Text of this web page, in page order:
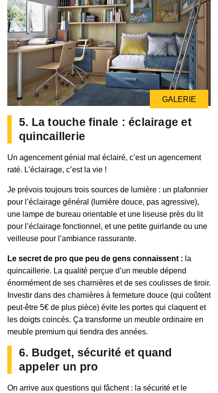
GALERIE
GALERIE
5. La touche finale : éclairage et
quincaillerie
Un agencement génial mal éclairé, c’est un agencement
raté. L’éclairage, c’est la vie !
Je prévois toujours trois sources de lumière : un plafonnier
pour l’éclairage général (lumière douce, pas agressive),
une lampe de bureau orientable et une liseuse près du lit
pour l’éclairage fonctionnel, et une petite guirlande ou une
veilleuse pour l’ambiance rassurante.
Le secret de pro que peu de gens connaissent : la
quincaillerie. La qualité perçue d’un meuble dépend
énormément de ses charnières et de ses coulisses de tiroir.
Investir dans des charnières à fermeture douce (qui coûtent
peut-être 5€ de plus pièce) évite les portes qui claquent et
les doigts coincés. Ça transforme un meuble ordinaire en
meuble premium qui tiendra des années.
6. Budget, sécurité et quand
appeler un pro
On arrive aux questions qui fâchent : la sécurité et le